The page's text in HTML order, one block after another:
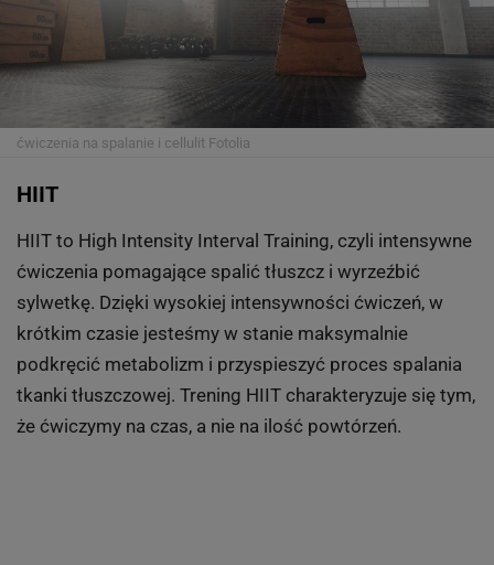
ćwiczenia na spalanie i cellulit Fotolia
HIIT
HIIT to High Intensity Interval Training, czyli intensywne
ćwiczenia pomagające spalić tłuszcz i wyrzeźbić
sylwetkę. Dzięki wysokiej intensywności ćwiczeń, w
krótkim czasie jesteśmy w stanie maksymalnie
podkręcić metabolizm i przyspieszyć proces spalania
tkanki tłuszczowej. Trening HIIT charakteryzuje się tym,
że ćwiczymy na czas, a nie na ilość powtórzeń.